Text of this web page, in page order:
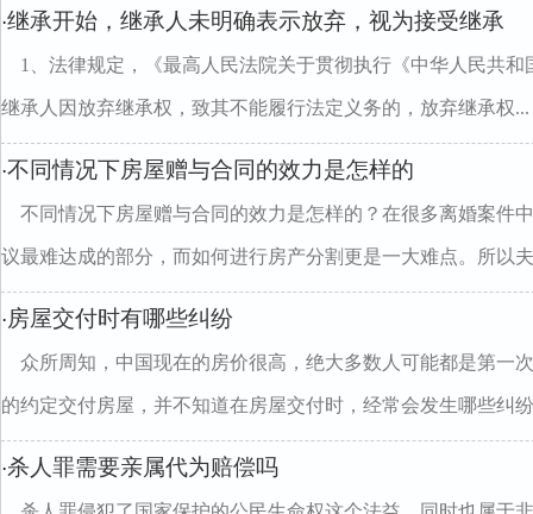
·继承开始，继承人未明确表示放弃，视为接受继承
1、法律规定，《最高人民法院关于贯彻执行《中华人民共
继承人因放弃继承权，致其不能履行法定义务的，放弃继承权...
·不同情况下房屋赠与合同的效力是怎样的
不同情况下房屋赠与合同的效力是怎样的？在很多离婚案件
议最难达成的部分，而如何进行房产分割更是一大难点。所以
·房屋交付时有哪些纠纷
众所周知，中国现在的房价很高，绝大多数人可能都是第一
的约定交付房屋，并不知道在房屋交付时，经常会发生哪些纠
·杀人罪需要亲属代为赔偿吗